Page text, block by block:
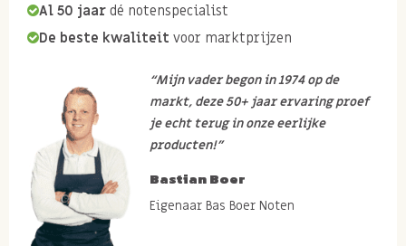
Al 50 jaar dé notenspecialist
De beste kwaliteit voor marktprijzen
“Mijn vader begon in 1974 op de
markt, deze 50+ jaar ervaring proef
je echt terug in onze eerlijke
producten!”
Bastian Boer
Eigenaar Bas Boer Noten